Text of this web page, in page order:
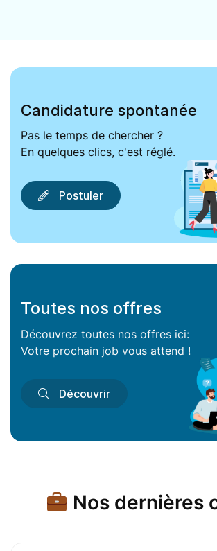
Candidature spontanée
Pas le temps de chercher ?
En quelques clics, c'est réglé.
Postuler
Toutes nos offres
Découvrez toutes nos offres ici:
Votre prochain job vous attend !
Découvrir
Nos dernières